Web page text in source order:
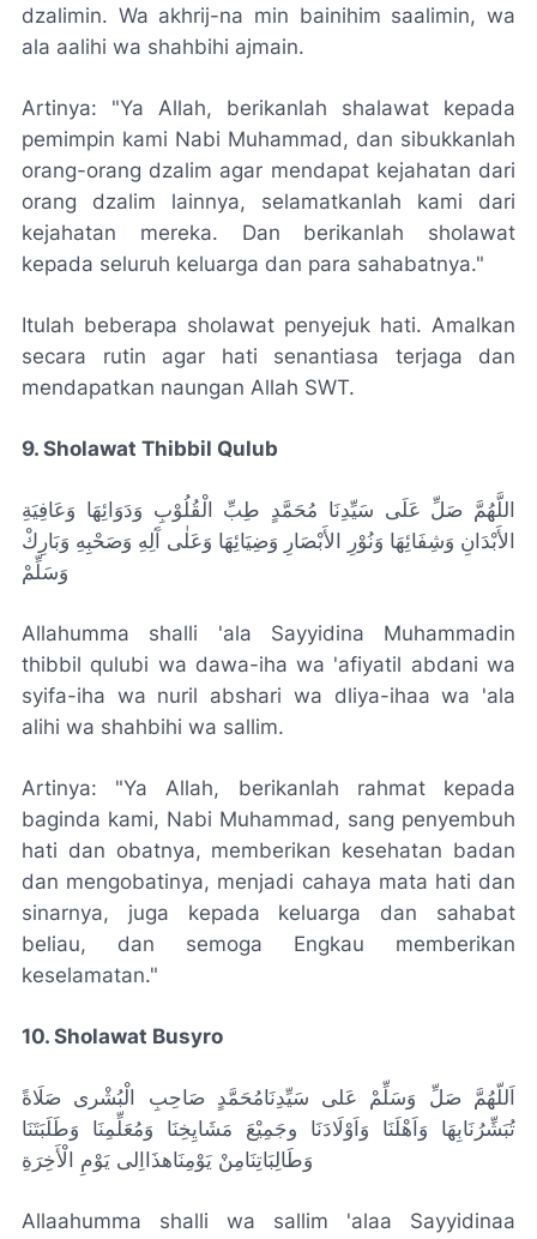
dzalimin. Wa akhrij-na min bainihim saalimin, wa
ala aalihi wa shahbihi ajmain.
Artinya: "Ya Allah, berikanlah shalawat kepada
pemimpin kami Nabi Muhammad, dan sibukkanlah
orang-orang dzalim agar mendapat kejahatan dari
orang dzalim lainnya, selamatkanlah kami dari
kejahatan mereka. Dan berikanlah sholawat
kepada seluruh keluarga dan para sahabatnya."
Itulah beberapa sholawat penyejuk hati. Amalkan
secara rutin agar hati senantiasa terjaga dan
mendapatkan naungan Allah SWT.
9. Sholawat Thibbil Qulub
اللَّهُمَّ صَلِّ عَلَى سَيِّدِنَا مُحَمَّدٍ طِبِّ الْقُلُوْبِ وَدَوَائِهَا وَعَافِيَةِ
الأَبْدَانِ وَشِفَائِهَا وَنُوْرِ الأَبْصَارِ وَضِيَائِهَا وَعَلٰى آَلِهِ وَصَحْبِهِ وَبَارِكْ
وَسَلِّمْ
Allahumma shalli 'ala Sayyidina Muhammadin
thibbil qulubi wa dawa-iha wa 'afiyatil abdani wa
syifa-iha wa nuril abshari wa dliya-ihaa wa 'ala
alihi wa shahbihi wa sallim.
Artinya: "Ya Allah, berikanlah rahmat kepada
baginda kami, Nabi Muhammad, sang penyembuh
hati dan obatnya, memberikan kesehatan badan
dan mengobatinya, menjadi cahaya mata hati dan
sinarnya, juga kepada keluarga dan sahabat
beliau, dan semoga Engkau memberikan
keselamatan."
10. Sholawat Busyro
اَللّهُمَّ صَلِّ وَسَلِّمْ عَلى سَيِّدِنَامُحَمَّدٍ صَاحِبِ الْبُشْرى صَلَاةً
تُبَشِّرُنَابِهَا وَاَهْلَنَا وَاَوْلَادَنَا وجَمِيْعَ مَشَايِخِنَا وَمُعَلِّمِنَا وَطَلَبَتَنَا
وَطَالِبَاتِنَامِنْ يَوْمِنَاهذَااِلى يَوْمِ الْأَخِرَةِ
Allaahumma shalli wa sallim 'alaa Sayyidinaa